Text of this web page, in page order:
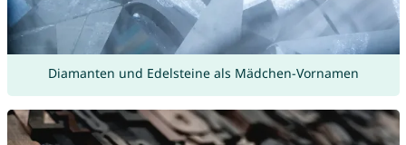
Diamanten und Edelsteine als Mädchen-Vornamen